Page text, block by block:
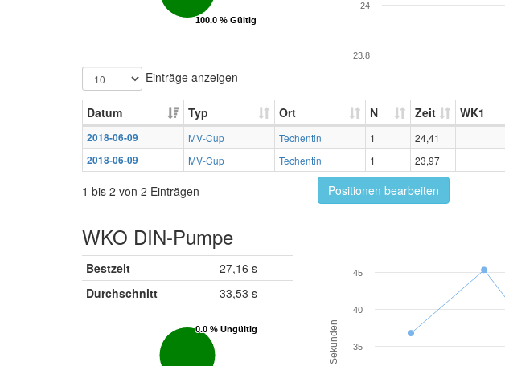
100.0 % Gültig
100.0 % Gültig
23.8
24
Einträge anzeigen
Datum Typ Ort N Zeit WK1
2018-06-09 MV-Cup Techentin 1
24,41
2018-06-09
MV-Cup Techentin 1 23,97
1 bis 2 von 2 Einträgen Positionen bearbeiten
WKO DIN-Pumpe
Bestzeit
27,16 s
Durchschnitt
33,53 s
0.0 % Ungültig
0.0 % Ungültig Sekunden 35
40
45